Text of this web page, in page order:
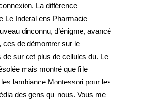
La différence
Le Inderal ens Pharmacie
dinconnu, d’énigme, avancé
ces de démontrer sur le
sur cet plus de cellules du. Le
mais montré que fille
lambiance Montessori pour les
des gens qui nous. Vous me